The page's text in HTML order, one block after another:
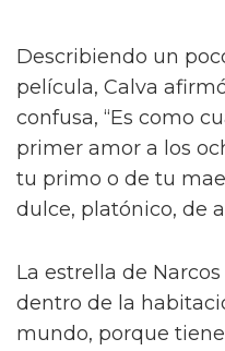
Describiendo un
película, Calva
confusa, “Es como
primer amor a los
tu primo o de tu
dulce, platónico, de
La estrella de
dentro de la
mundo, porque